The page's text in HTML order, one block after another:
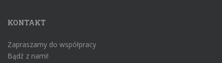
KONTAKT
Zapraszamy do współpracy
Bądź z nami!